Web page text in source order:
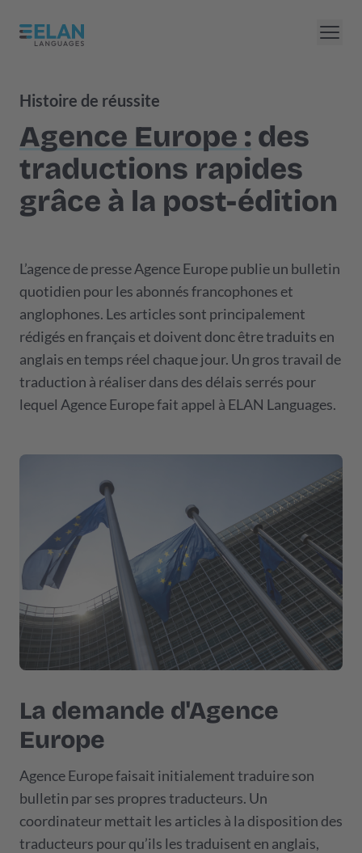
Histoire de réussite
Agence Europe : des
traductions rapides
grâce à la post-édition
L’agence de presse Agence Europe publie un bulletin
quotidien pour les abonnés francophones et
anglophones. Les articles sont principalement
rédigés en français et doivent donc être traduits en
anglais en temps réel chaque jour. Un gros travail de
traduction à réaliser dans des délais serrés pour
lequel Agence Europe fait appel à ELAN Languages.
La demande d'Agence
Europe
Agence Europe faisait initialement traduire son
bulletin par ses propres traducteurs. Un
coordinateur mettait les articles à la disposition des
traducteurs pour qu’ils les traduisent en anglais,